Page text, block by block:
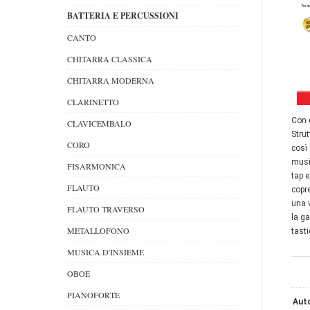
Con
così
tap
una
la
BATTERIA E PERCUSSIONI
CANTO
CHITARRA CLASSICA
CHITARRA MODERNA
CLARINETTO
CLAVICEMBALO
CORO
FISARMONICA
FLAUTO
FLAUTO TRAVERSO
METALLOFONO
MUSICA D'INSIEME
OBOE
PIANOFORTE